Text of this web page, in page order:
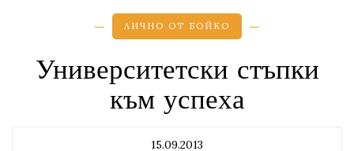
ЛИЧНО ОТ БОЙКО
Университетски стъпки
към успеха
15.09.2013